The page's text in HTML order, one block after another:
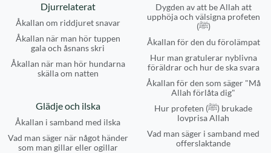
Dygden av att be Allah att
upphöja och välsigna profeten
(ﷺ)
Åkallan för den du förolämpat
Hur man gratulerar nyblivna
föräldrar och hur de ska svara
Åkallan för den som säger "Må
Allah förlåta dig"
Hur profeten (ﷺ) brukade
lovprisa Allah
Vad man säger i samband med
offerslaktande
Djurrelaterat
Åkallan om riddjuret snavar
Åkallan när man hör tuppen
gala och åsnans skri
Åkallan när man hör hundarna
skälla om natten
Glädje och ilska
Åkallan i samband med ilska
Vad man säger när något händer
som man gillar eller ogillar